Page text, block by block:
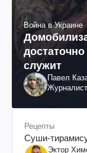
Война в Украине
служит
Павел
Журналист
Рецепты
Суши-
Эктор